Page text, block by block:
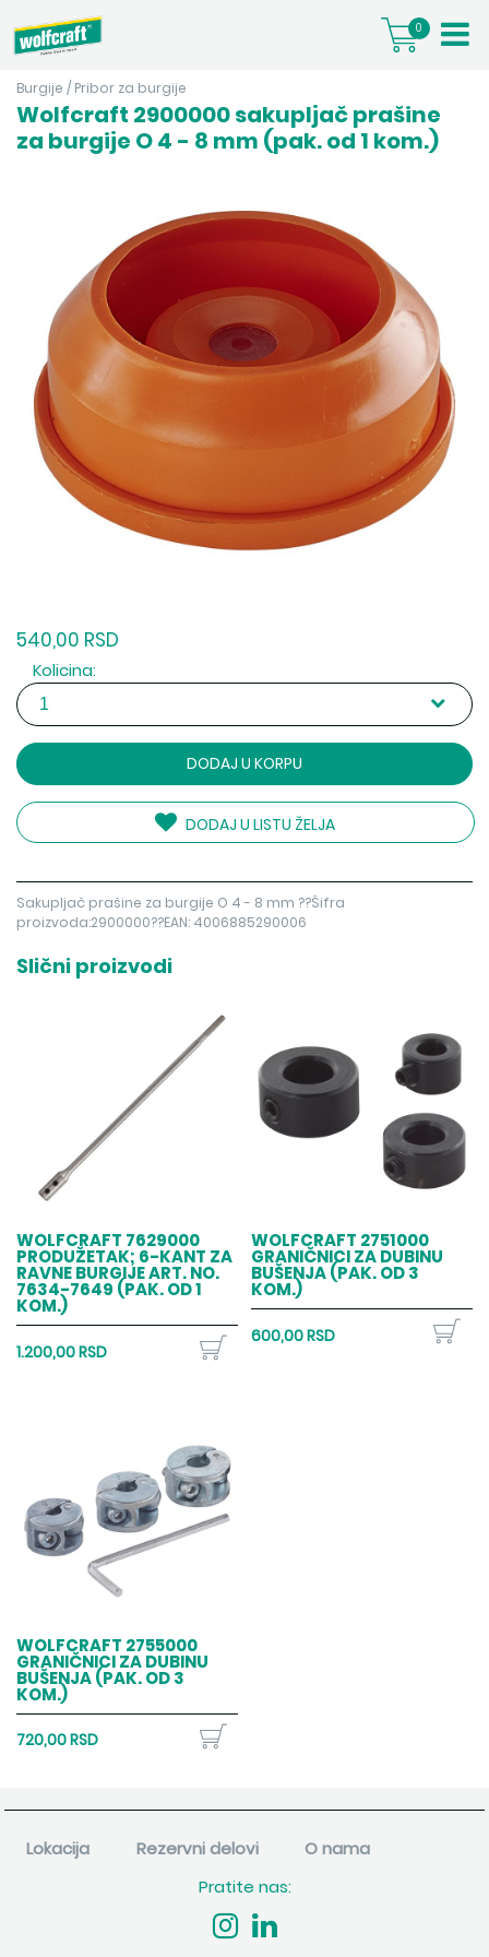
0
Burgije / Pribor za burgije
Wolfcraft 2900000 sakupljač prašine
za burgije O 4 - 8 mm (pak. od 1 kom.)
540,00 RSD
Kolicina:
DODAJ U KORPU
DODAJ U LISTU ŽELJA
Sakupljač prašine za burgije O 4 - 8 mm ??Šifra
proizvoda:2900000??EAN: 4006885290006
Slični proizvodi
WOLFCRAFT 7629000
PRODUŽETAK; 6-KANT ZA
RAVNE BURGIJE ART. NO.
7634-7649 (PAK. OD 1
KOM.)
1.200,00 RSD
WOLFCRAFT 2751000
GRANIČNICI ZA DUBINU
BUŠENJA (PAK. OD 3
KOM.)
600,00 RSD
WOLFCRAFT 2755000
GRANIČNICI ZA DUBINU
BUŠENJA (PAK. OD 3
KOM.)
720,00 RSD
Lokacija Rezervni delovi
O nama
Pratite nas: